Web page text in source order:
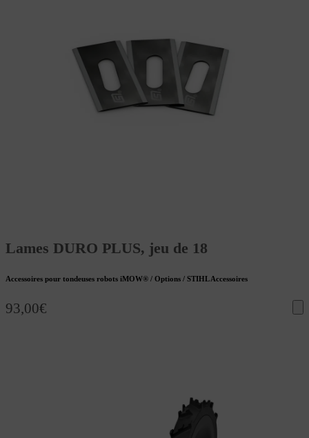
Lames DURO PLUS, jeu de 18
Accessoires pour tondeuses robots iMOW® / Options / STIHL Accessoires
93,00€